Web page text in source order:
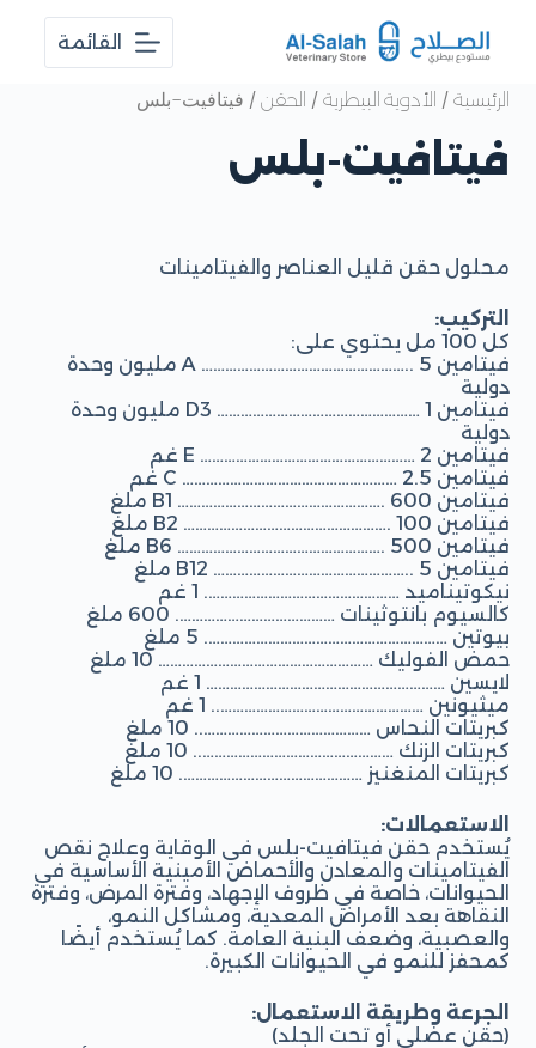
القائمة
الرئيسية / الأدوية البيطرية / الحقن / فيتافيت-بلس
فيتافيت-بلس
محلول حقن قليل العناصر والفيتامينات
التركيب:
كل 100 مل يحتوي على:
فيتامين A …………………………………………….. 5 مليون وحدة
دولية
فيتامين D3 …………………………………………… 1 مليون وحدة
دولية
فيتامين E ……………………………………………… 2 غم
فيتامين C ……………………………………………… 2.5 غم
فيتامين B1 ……………………………………………. 600 ملغ
فيتامين B2 ……………………………………………. 100 ملغ
فيتامين B6 ……………………………………………. 500 ملغ
فيتامين B12 ………………………………………….. 5 ملغ
نيكوتيناميد …………………………………………. 1 غم
كالسيوم بانتوثينات …………………………………. 600 ملغ
بيوتين ……………………………………………………. 5 ملغ
حمض الفوليك ……………………………………………… 10 ملغ
لايسين …………………………………………………… 1 غم
ميثيونين …………………………………………….. 1 غم
كبريتات النحاس …………………………………….. 10 ملغ
كبريتات الزنك ………………………………………….. 10 ملغ
كبريتات المنغنيز ………………………………………. 10 ملغ
الاستعمالات:
يُستخدم حقن فيتافيت-بلس في الوقاية وعلاج نقص
الفيتامينات والمعادن والأحماض الأمينية الأساسية في
الحيوانات، خاصة في ظروف الإجهاد، وفترة المرض، وفترة
النقاهة بعد الأمراض المعدية، ومشاكل النمو،
والعصبية، وضعف البنية العامة. كما يُستخدم أيضًا
كمحفز للنمو في الحيوانات الكبيرة.
الجرعة وطريقة الاستعمال:
(حقن عضلي أو تحت الجلد)